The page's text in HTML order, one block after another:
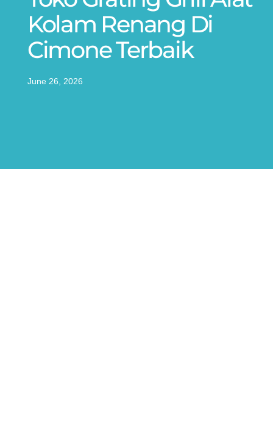
Kolam Renang Di
Cimone Terbaik
June 26, 2026